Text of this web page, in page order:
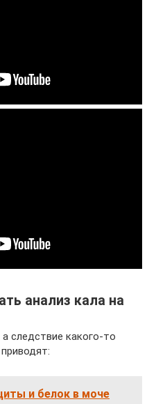
анализ кала на
следствие какого-то
и белок в моче